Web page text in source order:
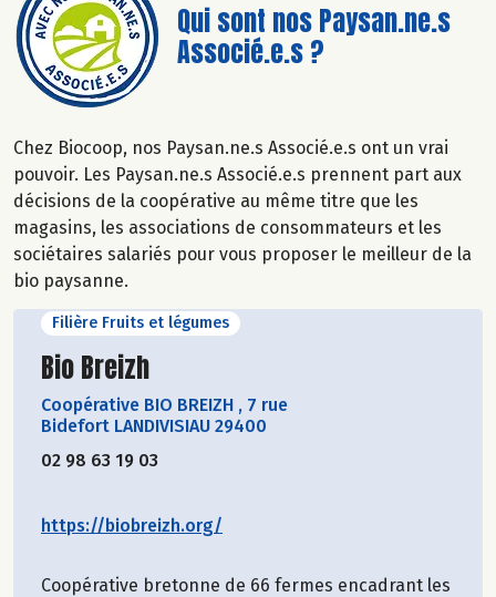
Qui sont nos Paysan.ne.s
Associé.e.s ?
Chez Biocoop, nos Paysan.ne.s Associé.e.s ont un vrai
pouvoir. Les Paysan.ne.s Associé.e.s prennent part aux
décisions de la coopérative au même titre que les
magasins, les associations de consommateurs et les
sociétaires salariés pour vous proposer le meilleur de la
bio paysanne.
Filière Fruits et légumes
Découvrir le producteur
Bio Breizh
Coopérative BIO BREIZH , 7 rue
Bidefort LANDIVISIAU 29400
02 98 63 19 03
https://biobreizh.org/
Coopérative bretonne de 66 fermes encadrant les